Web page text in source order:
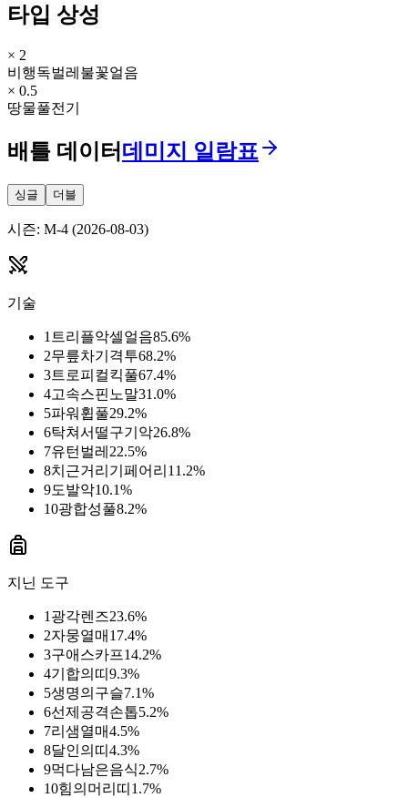
타입 상성
× 2
비행독벌레 불꽃얼음
× 0.5
땅물풀전기
배틀 데이터 데미지 일람표
싱글 더블
시즌: M-4 (2026-08-03)
기술
1 트리플악셀얼음85.6%
2무릎차기 격투68.2%
3트로피컬킥풀67.4%
4고속스핀 노말31.0%
5파워휩풀29.2%
6탁쳐서떨구기 악26.8%
7유턴 벌레 22.5%
8치근거리기 페어리 11.2%
9도발악10.1%
10광합성풀8.2%
지닌 도구
1 광각렌즈23.6%
2자뭉열매 17.4%
3구애스카프14.2%
4기합의띠 9.3%
5생명의구슬7.1%
6선제공격손톱5.2%
7리샘열매4.5%
8달인의띠 4.3%
9먹다남은음식2.7%
10힘의머리띠 1.7%